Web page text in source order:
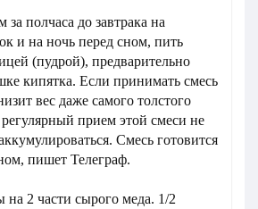
полчаса до завтрака на
и на ночь перед сном, пить
(пудрой), предварительно
кипятка. Если принимать смесь
вес даже самого толстого
прием этой смеси не
Смесь готовится
пишет Телеграф.
на 2 части сырого меда. 1/2